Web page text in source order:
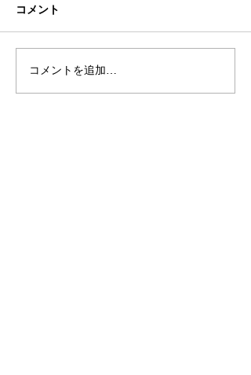
コメント
コメントを追加…